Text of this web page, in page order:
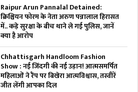
Raipur Arun Pannalal Detained:
क्रिश्चियन फोरम के नेता अरुण पन्नालाल हिरासत
में.. कड़े सुरक्षा के बीच थाने ले गई पुलिस, जानें
क्या है आरोप
Chhattisgarh Handloom Fashion
Show : नई जिंदगी की नई उड़ान! आत्मसमर्पित
महिलाओं ने रैंप पर बिखेरा आत्मविश्वास, तस्वीरें
जीत लेंगी आपका दिल